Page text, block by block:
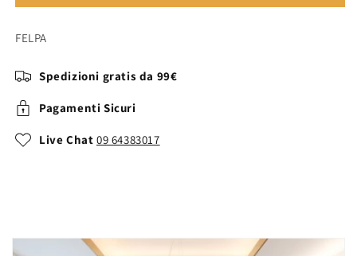
CHLOE
CHLOE
FELPA
Spedizioni gratis da 99€
Pagamenti Sicuri
Live Chat 09 64383017